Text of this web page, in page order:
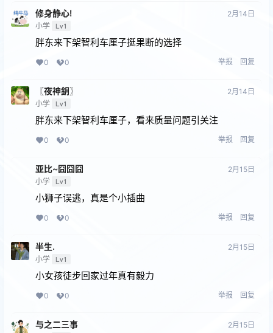
修身静心!
小学 Lv1
2月14日
胖东来下架智利车厘子挺果断的选择
0 0 举报 回复
〖夜神鈅〗
小学 Lv1
2月14日
胖东来下架智利车厘子，看来质量问题引关注
0 0 举报 回复
亚比~囧囧囧
小学 Lv1
2月15日
小狮子误逃，真是个小插曲
0 0 举报 回复
半生.
小学 Lv1
2月15日
小女孩徒步回家过年真有毅力
0 0 举报 回复
与之二三事 2月15日